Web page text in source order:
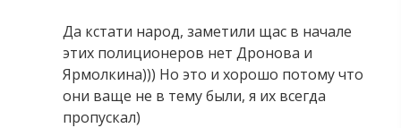
Да кстати народ, заметили щас в начале
этих полиционеров нет Дронова и
Ярмолкина))) Но это и хорошо потому что
они ваще не в тему были, я их всегда
пропускал)